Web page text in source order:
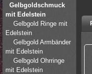
Gelbgoldschmuck
mit Edelstein
Gelbgold Ringe mit
Edelstein
Gelbgold Armbänder
mit Edelstein
Gelbgold Ohrringe
mit Edelstein